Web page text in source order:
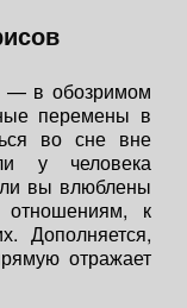
— в обозримом
перемены в
во сне вне
у человека
вы влюблены
к
Дополняется,
отражает